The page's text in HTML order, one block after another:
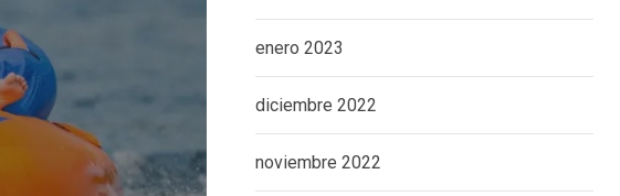
enero 2023
diciembre 2022
noviembre 2022